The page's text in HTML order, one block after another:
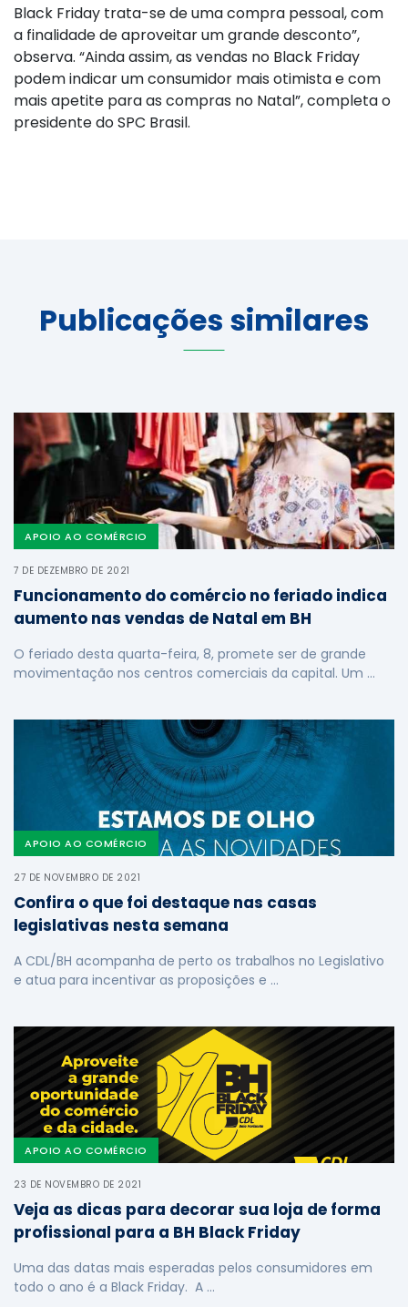
Black Friday trata-se de uma compra pessoal, com
a finalidade de aproveitar um grande desconto”,
observa. “Ainda assim, as vendas no Black Friday
podem indicar um consumidor mais otimista e com
mais apetite para as compras no Natal”, completa o
presidente do SPC Brasil.
Publicações similares
APOIO AO COMÉRCIO
7 DE DEZEMBRO DE 2021
Funcionamento do comércio no feriado indica
aumento nas vendas de Natal em BH
O feriado desta quarta-feira, 8, promete ser de grande
movimentação nos centros comerciais da capital. Um …
APOIO AO COMÉRCIO
27 DE NOVEMBRO DE 2021
Confira o que foi destaque nas casas
legislativas nesta semana
A CDL/BH acompanha de perto os trabalhos no Legislativo
e atua para incentivar as proposições e …
APOIO AO COMÉRCIO
23 DE NOVEMBRO DE 2021
Veja as dicas para decorar sua loja de forma
profissional para a BH Black Friday
Uma das datas mais esperadas pelos consumidores em
todo o ano é a Black Friday. A …